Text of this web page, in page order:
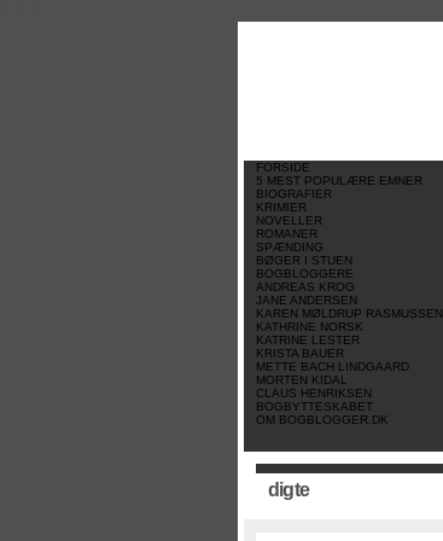
FORSIDE
5 MEST POPULÆRE EMNER
BIOGRAFIER
KRIMIER
NOVELLER
ROMANER
SPÆNDING
BØGER I STUEN
BOGBLOGGERE
ANDREAS KROG
JANE ANDERSEN
KAREN MØLDRUP RASMUSSEN
KATHRINE NORSK
KATRINE LESTER
KRISTA BAUER
METTE BACH LINDGAARD
MORTEN KIDAL
CLAUS HENRIKSEN
BOGBYTTESKABET
OM BOGBLOGGER.DK
digte